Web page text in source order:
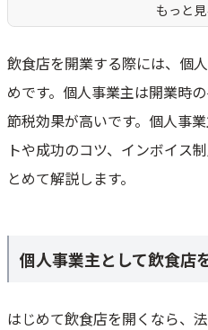
ビジネスモデルによるが、免税事業
個人が飲食店で成功するためのコツ
コンセプトとターゲットを明確にし
立地選びでは情報収集が大切
集客について勉強しよう
個人が飲食店を開くまでの大まかな流れ
フランチャイズに加盟する
21時にアイス
もっと見
飲食店を開業する際には、個
めです。個人事業主は開業時
節税効果が高いです。個人事
トや成功のコツ、インボイス
とめて解説します。
個人事業主として飲食店
はじめて飲食店を開くなら、